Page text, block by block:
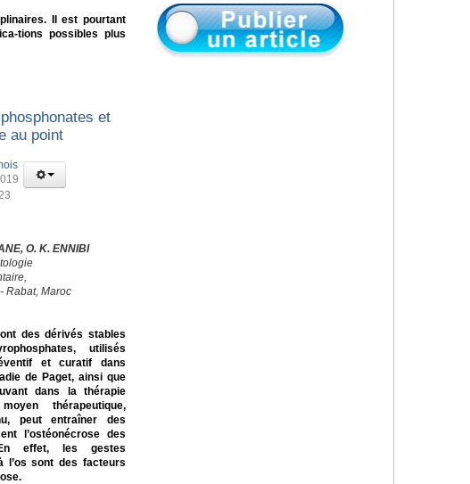
Il est pourtant
tions possibles plus
et
au point
O. K. ENNIBI
Rabat, Maroc
des dérivés stables
utilisés
et curatif dans
de Paget, ainsi que
dans la thérapie
thérapeutique,
peut entraîner des
l’ostéonécrose des
effet, les gestes
l’os sont des facteurs